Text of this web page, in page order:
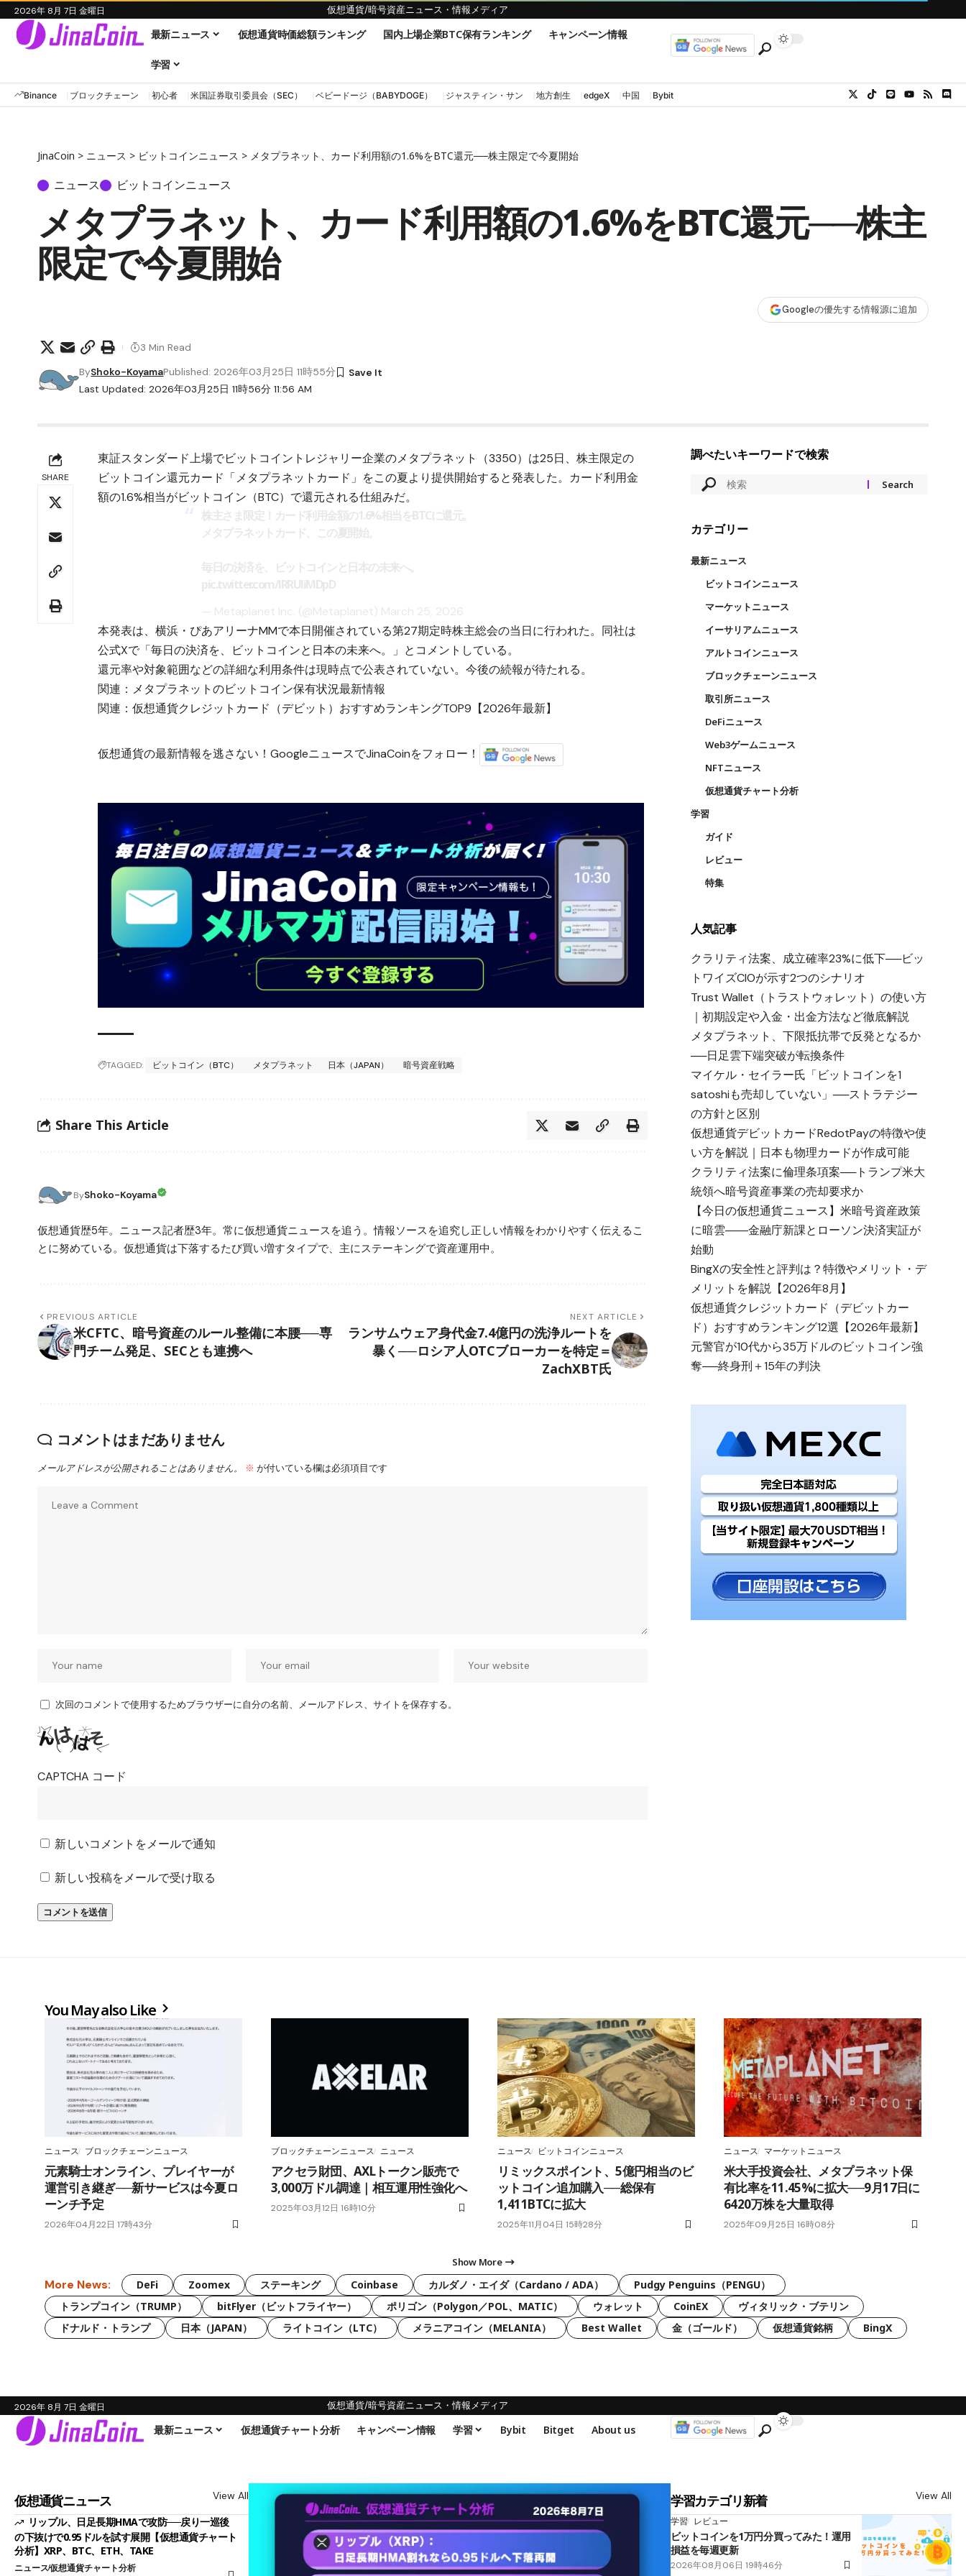
2026年 8月 7日 金曜日 仮想通貨/暗号資産ニュース・情報メディア
最新ニュース 仮想通貨時価総額ランキング 国内上場企業BTC保有ランキング キャンペーン情報
学習
Binance ブロックチェーン 初心者 米国証券取引委員会（SEC） ベビードージ（BABYDOGE） ジャスティン・サン 地方創生 edgeX 中国 Bybit
JinaCoin > ニュース > ビットコインニュース > メタプラネット、カード利用額の1.6%をBTC還元──株主限定で今夏開始
ニュース ビットコインニュース
メタプラネット、カード利用額の1.6%をBTC還元──株主
限定で今夏開始
Googleの優先する情報源に追加
Last Updated: 2026年03月25日 11時56分 11:56 AM
ByShoko-KoyamaPublished: 2026年03月25日 11時55分
3 Min Read
SHARE
東証スタンダード上場でビットコイントレジャリー企業のメタプラネット
（3350）は25日、株主限定の
ビットコイン還元カード「メタプラネットカード」をこの夏より提供開始すると発表した。カード利用金
額の1.6%相当がビットコイン（BTC）で還元される仕組みだ。
本発表は、横浜・ぴあアリーナMMで本日開催されている第27期定時株主総会の当日に行われた。同社は
公式Xで「毎日の決済を、ビットコインと日本の未来へ。」とコメントしている。
還元率や対象範囲などの詳細な利用条件は現時点で公表されていない。今後の続報が待たれる。
関連： メタプラネットのビットコイン保有状況最新情報
関連：仮想通貨クレジットカード（デビット）おすすめランキングTOP9【2026年最新】
仮想通貨の最新情報を逃さない！GoogleニュースでJinaCoinをフォロー！
TAGGED: ビットコイン（BTC） メタプラネット 日本（JAPAN） 暗号資産戦略
Share This Article
ByShoko-Koyama
仮想通貨歴5年。ニュース記者歴3年。常に仮想通貨ニュースを追う。情報ソースを追究し正しい情報をわかりやすく伝えるこ
とに努めている。仮想通貨は下落するたび買い増すタイプで、主にステーキングで資産運用中。
PREVIOUS ARTICLE
米CFTC、暗号資産のルール整備に本腰──専
門チーム発足、SECとも連携へ
NEXT ARTICLE
ランサムウェア身代金7.4億円の洗浄ルートを
暴く──ロシア人OTCブローカーを特定＝
ZachXBT氏
コメントはまだありません
メールアドレスが公開されることはありません。 ※ が付いている欄は必須項目です
次回のコメントで使用するためブラウザーに自分の名前、メールアドレス、サイトを保存する。
CAPTCHA コード
新しいコメントをメールで通知
新しい投稿をメールで受け取る
調べたいキーワードで検索
カテゴリー
最新ニュース
ビットコインニュース
マーケットニュース
イーサリアムニュース
アルトコインニュース
ブロックチェーンニュース
取引所ニュース
DeFiニュース
Web3ゲームニュース
NFTニュース
仮想通貨チャート分析
学習
ガイド
レビュー
特集
人気記事
クラリティ法案、成立確率23%に低下──ビッ
トワイズCIOが示す2つのシナリオ
Trust Wallet（トラストウォレット）の使い方
｜初期設定や入金・出金方法など徹底解説
メタプラネット、下限抵抗帯で反発となるか
──日足雲下端突破が転換条件
マイケル・セイラー氏「ビットコインを1
satoshiも売却していない」──ストラテジー
の方針と区別
仮想通貨デビットカードRedotPayの特徴や使
い方を解説｜日本も物理カードが作成可能
クラリティ法案に倫理条項案──トランプ米大
統領へ暗号資産事業の売却要求か
【今日の仮想通貨ニュース】米暗号資産政策
に暗雲――金融庁新課とローソン決済実証が
始動
BingXの安全性と評判は？特徴やメリット・デ
メリットを解説【2026年8月】
仮想通貨クレジットカード（デビットカー
ド）おすすめランキング12選【2026年最新】
元警官が10代から35万ドルのビットコイン強
奪──終身刑＋15年の判決
You May also Like
ニュース ブロックチェーンニュース
元素騎士オンライン、プレイヤーが
運営引き継ぎ──新サービスは今夏ロ
ーンチ予定
2026年04月22日 17時43分
ブロックチェーンニュース ニュース
アクセラ財団、AXLトークン販売で
3,000万ドル調達｜相互運用性強化へ
2025年03月12日 16時10分
ニュース ビットコインニュース
リミックスポイント、5億円相当のビ
ットコイン追加購入──総保有
1,411BTCに拡大
2025年11月04日 15時28分
ニュース マーケットニュース
米大手投資会社、メタプラネット保
有比率を11.45%に拡大──9月17日に
6420万株を大量取得
2025年09月25日 16時08分
Show More
More News: DeFi Zoomex ステーキング Coinbase カルダノ・エイダ（Cardano / ADA）
Pudgy Penguins（PENGU）
トランプコイン（TRUMP）
bitFlyer（ビットフライヤー） ポリゴン（Polygon／POL、MATIC） ウォレット CoinEX
ヴィタリック・ブテリン
ドナルド・トランプ
日本（JAPAN） ライトコイン（LTC） メラニアコイン（MELANIA） Best Wallet 金（ゴールド） 仮想通貨銘柄 BingX
2026年 8月 7日 金曜日 仮想通貨/暗号資産ニュース・情報メディア
最新ニュース 仮想通貨チャート分析 キャンペーン情報 学習 Bybit Bitget About us
仮想通貨ニュース View All
リップル、日足長期HMAで攻防──戻り一巡後
の下抜けで0.95ドルを試す展開【仮想通貨チャート
分析】XRP、BTC、ETH、TAKE
ニュース仮想通貨チャート分析
学習カテゴリ新着 View All
学習 レビュー
ビットコインを1万円分買ってみた！運用
損益を毎週更新
2026年08月06日 19時46分